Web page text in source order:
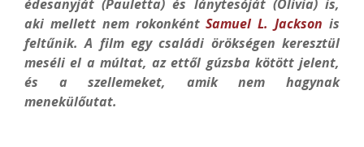
édesanyját (Pauletta) és lánytesóját (Olivia) is,
aki mellett nem rokonkéntSamuel L. Jackson is
feltűnik. A film egy családi örökségen keresztül
meséli el a múltat, az ettől gúzsba kötött jelent,
és a szellemeket, amik nem hagynak
menekülőutat.